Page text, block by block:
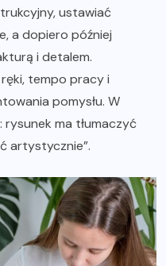
ustawiać
a dopiero później
i detalem.
tempo pracy i
pomysłu. W
ma tłumaczyć
artystycznie”.